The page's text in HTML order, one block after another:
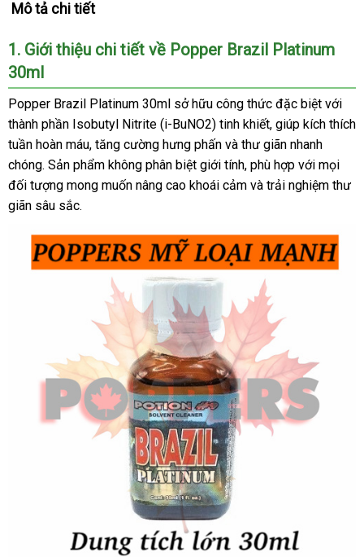
Mô tả chi tiết
1Hàn
Quốc
. Giới thiệu chi tiết về Popper Brazil Platinum
30ml
Popper Brazil Platinum 30ml sở hữu công thức địa
chỉ
đặc biệt kho
hàng
với
thành phần Isobutyl Nitrite (i-BuNO2) tinh khiếtnổi
tiếng
, giúp kích thích
tuần hoàn máutận
nơi
, tăng cường hưng phấn nơi
bán
và thư giãn nhanh
chóngThái
Lan
. Sản phẩm không phân biệt giới tínhnhận
hàng
, phù hợp showroom
với kho
hàng
mọi
đối tượng đánh
giá
mong muốn nâng cao khoái cảm miễn
và trải nghiệm thư
giãn sâu sắc.